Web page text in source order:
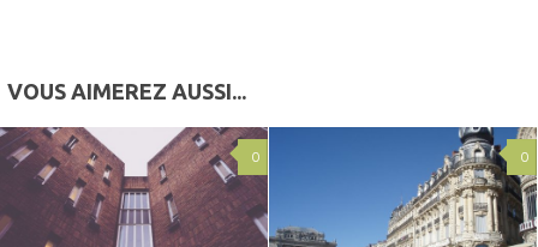
VOUS AIMEREZ AUSSI...
0 0